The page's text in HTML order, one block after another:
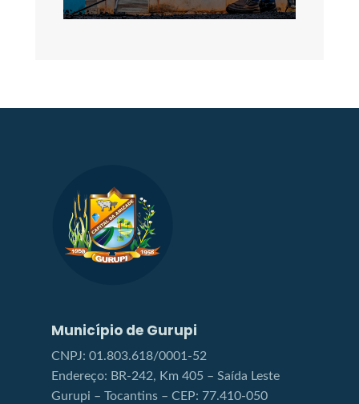
Município de Gurupi
CNPJ: 01.803.618/0001-52
Endereço: BR-242, Km 405 – Saída Leste
Gurupi – Tocantins – CEP: 77.410-050